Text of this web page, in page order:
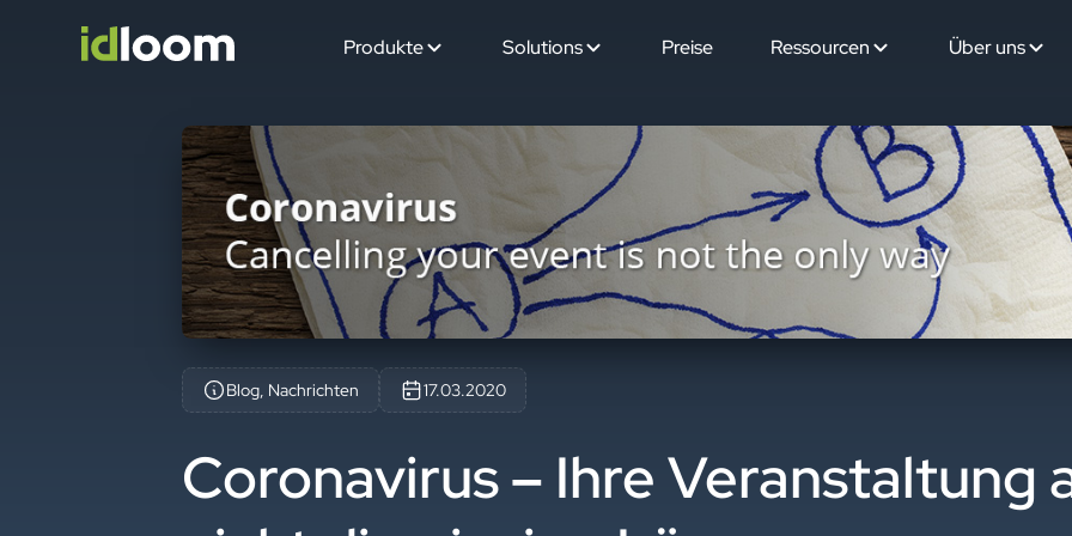
Produkte Solutions Preise Ressourcen Über uns
Blog, Nachrichten 17.03.2020
Coronavirus – Ihre Veranstaltung